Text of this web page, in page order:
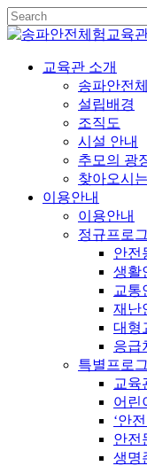
교육관 소개
송파안전
설립배경
조직도
시설 안내
추모의 광
찾아오시
이용안내
이용안내
정규프로
안전
생활
교통
재난
대형
응급
특별프로
교육
어린
‘안
안전
생명